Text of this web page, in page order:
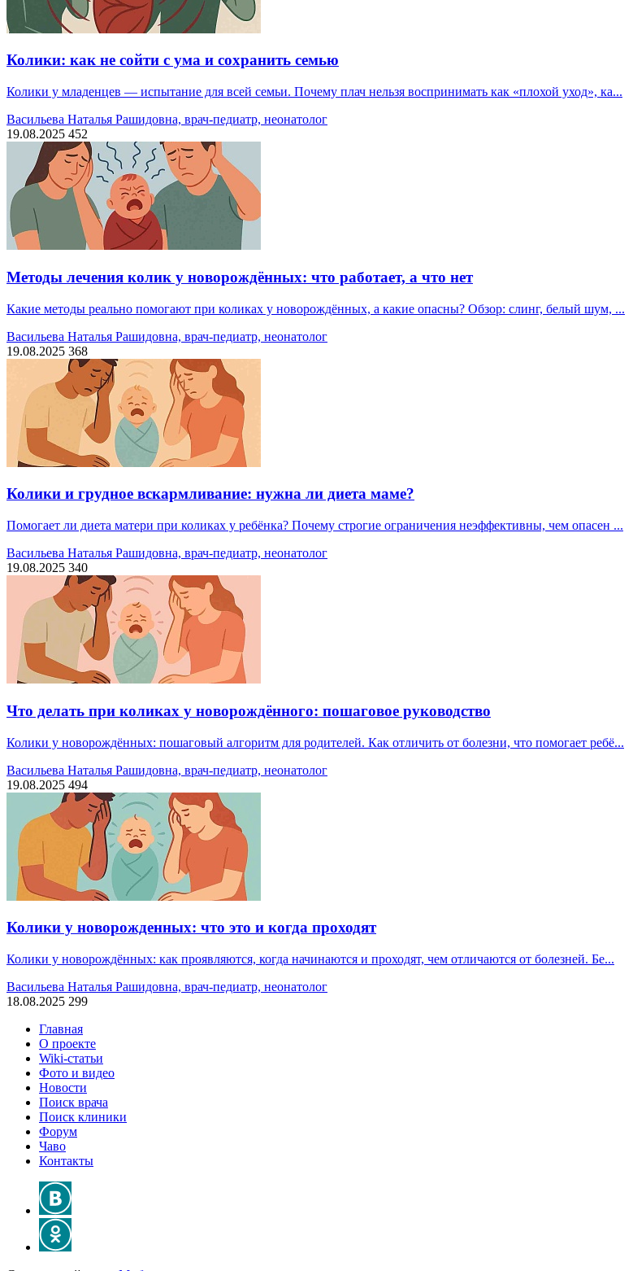
Колики: как не сойти с ума и сохранить семью
Колики у младенцев — испытание для всей семьи. Почему плач нельзя воспринимать как «плохой уход», ка...
Васильева Наталья Рашидовна, врач-педиатр, неонатолог
19.08.2025 452
Методы лечения колик у новорождённых: что работает, а что нет
Какие методы реально помогают при коликах у новорождённых, а какие опасны? Обзор: слинг, белый шум, ...
Васильева Наталья Рашидовна, врач-педиатр, неонатолог
19.08.2025 368
Колики и грудное вскармливание: нужна ли диета маме?
Помогает ли диета матери при коликах у ребёнка? Почему строгие ограничения неэффективны, чем опасен ...
Васильева Наталья Рашидовна, врач-педиатр, неонатолог
19.08.2025 340
Что делать при коликах у новорождённого: пошаговое руководство
Колики у новорождённых: пошаговый алгоритм для родителей. Как отличить от болезни, что помогает ребё...
Васильева Наталья Рашидовна, врач-педиатр, неонатолог
19.08.2025 494
Колики у новорожденных: что это и когда проходят
Колики у новорождённых: как проявляются, когда начинаются и проходят, чем отличаются от болезней. Бе...
Васильева Наталья Рашидовна, врач-педиатр, неонатолог
18.08.2025 299
Главная
О проекте
Wiki-статьи
Фото и видео
Новости
Поиск врача
Поиск клиники
Форум
Чаво
Контакты